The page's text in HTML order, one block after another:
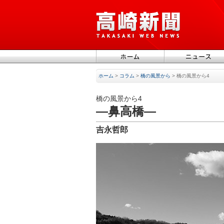
ホーム > コラム > 橋の風景から > 橋の風景から4
橋の風景から4
—鼻高橋—
吉永哲郎